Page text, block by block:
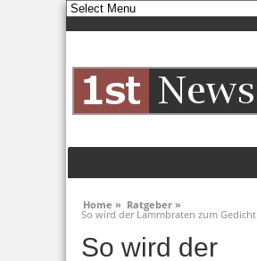
Home » Ratgeber »
So wird der Lammbraten zum Gedicht
So wird der